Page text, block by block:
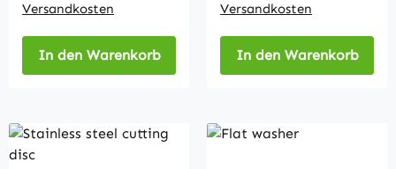
Versandkosten
In den Warenkorb
Versandkosten
In den Warenkorb